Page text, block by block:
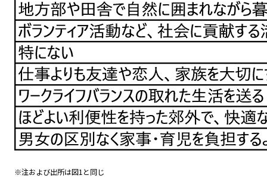
※注および出所は図1と同じ